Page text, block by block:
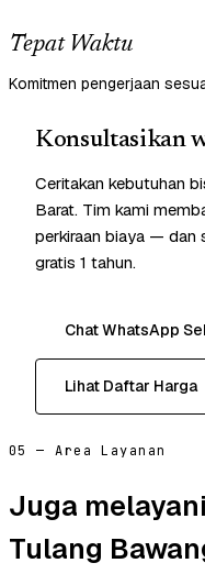
Tepat Waktu
Komitmen pengerjaan
Konsultasikan
Ceritakan kebutuhan
Barat. Tim kami
perkiraan biaya — dan
gratis 1 tahun.
Chat WhatsApp
Lihat Daftar Harga
05 — Area Layanan
Juga
Tulang